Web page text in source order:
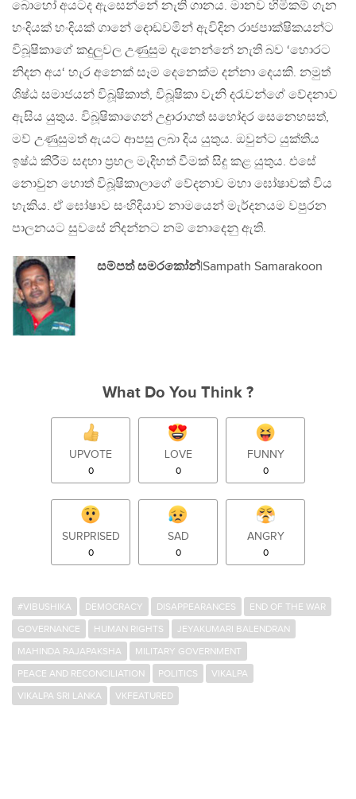
බොහෝ අයටද ඇසෙන්නේ නැති ගානය. මානව හිමිකම් ගැන
හංදියක් හංදියක් ගානේ දොඩවමින් ඇවිදින රාජපාක්ෂිකයන්ට
විබූෂිකාගේ කදුලුවල උණුසුම දැනෙන්නේ නැති බව ‘හොරට
නිදන අය‘ හැර අනෙක් සෑම දෙනෙක්ම දන්නා දෙයකි. නමුත්
ශිෂ්ඨ සමාජයන් විබූෂිකාත්, විබූෂිකා වැනි දරැවන්ගේ වේදනාව
ඇසිය යුතුය. විබූෂිකාගෙන් උදුාරාගත් සහෝදර සෙනෙහසත්,
මව් උණුසුමත් ඇයට ආපසු ලබා දිය යුතුය. ඔවුන්ට යුක්තිය
ඉෂ්ඨ කිරීම සදහා ප්‍රභල මැදිහත් වීමක් සිදු කළ යුතුය. එසේ
නොවුන හොත් විබූෂිකාලාගේ වේදනාව මහා ඝෝෂාවක් විය
හැකිය. ඒ ඝෝෂාව සංහිදියාව නාමයෙන් මැර්දනයම වපුරන
පාලනයට සුවසේ නිදන්නට නම් නොදෙනු ඇති.
සම්පත් සමරකෝන්|Sampath Samarakoon
What Do You Think ?
UPVOTE
0
LOVE
0
FUNNY
0
SURPRISED
0
SAD
0
ANGRY
0
#VIBUSHIKA DEMOCRACY DISAPPEARANCES
END OF THE WAR
GOVERNANCE
HUMAN RIGHTS
JEYAKUMARI BALENDRAN
MAHINDA RAJAPAKSHA
MILITARY GOVERNMENT
PEACE AND RECONCILIATION
POLITICS
VIKALPA
VIKALPA SRI LANKA
VKFEATURED